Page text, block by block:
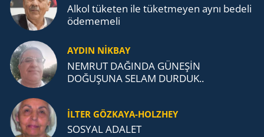
Alkol tü­ke­ten ile tü­ket­me­yen aynı be­de­li
öde­me­me­li
AYDIN NİKBAY
NEMRUT DAĞINDA GÜNEŞİN
DOĞUŞUNA SELAM DURDUK..
İLTER GÖZKAYA-HOLZHEY
SOSYAL ADALET